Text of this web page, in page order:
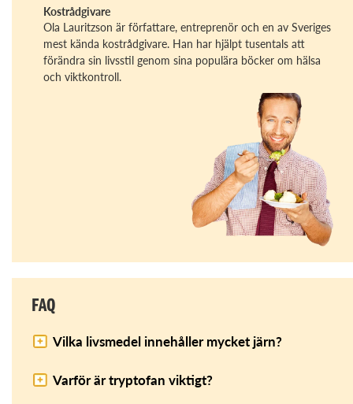
Kostrådgivare
Ola Lauritzson är författare, entreprenör och en av Sveriges
mest kända kostrådgivare. Han har hjälpt tusentals att
förändra sin livsstil genom sina populära böcker om hälsa
och viktkontroll.
FAQ
Vilka livsmedel innehåller mycket järn?
Varför är tryptofan viktigt?